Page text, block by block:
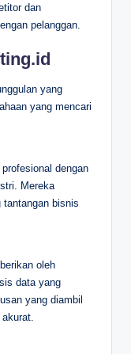
dan
pelanggan.
yang
yang mencari
dengan
Mereka
tantangan bisnis
oleh
data yang
yang diambil